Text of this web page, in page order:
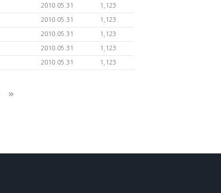
2010.05.31 1,123
2010.05.31 1,123
2010.05.31 1,123
2010.05.31 1,123
2010.05.31 1,123